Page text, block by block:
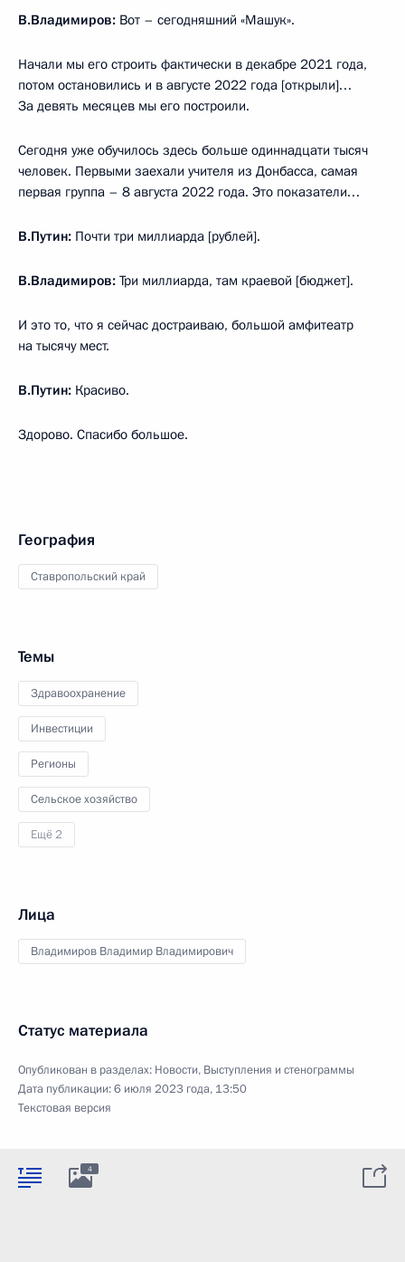
В.Владимиров: Вот – сегодняшний «Машук».
Начали мы его строить фактически в декабре 2021 года,
потом остановились и в августе 2022 года [открыли]…
За девять месяцев мы его построили.
Сегодня уже обучилось здесь больше одиннадцати тысяч
человек. Первыми заехали учителя из Донбасса, самая
первая группа – 8 августа 2022 года. Это показатели…
В.Путин: Почти три миллиарда [рублей].
В.Владимиров: Три миллиарда, там краевой [бюджет].
И это то, что я сейчас достраиваю, большой амфитеатр
на тысячу мест.
В.Путин: Красиво.
Здорово. Спасибо большое.
География
Ставропольский край
Темы
Здравоохранение
Инвестиции
Регионы
Сельское хозяйство
Ещё 2
Лица
Владимиров Владимир Владимирович
Статус материала
Опубликован в разделах: Новости, Выступления и стенограммы
Дата публикации:6 июля 2023 года, 13:50
Текстовая версия
4